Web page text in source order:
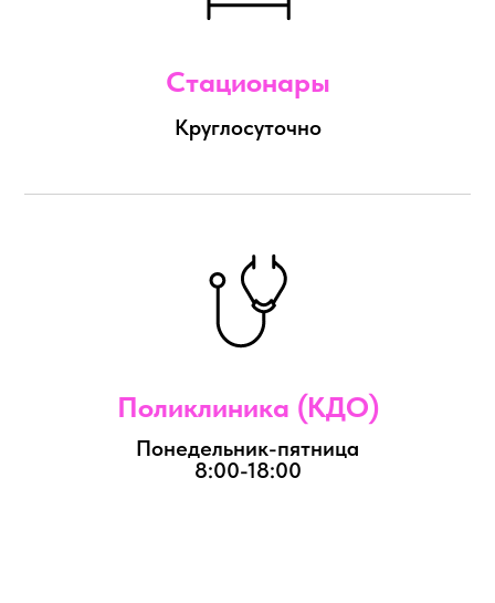
Стационары
Круглосуточно
Поликлиника (КДО)
Понедельник-пятница
8:00-18:00